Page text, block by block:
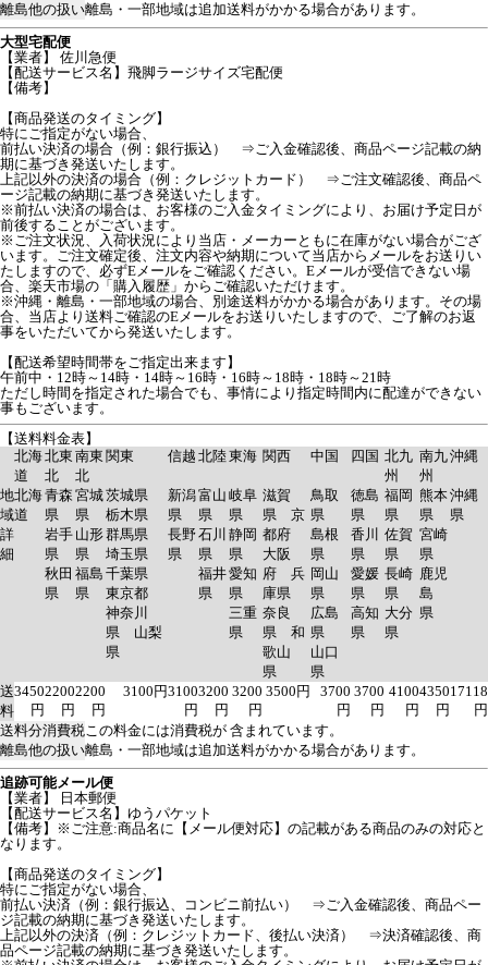
離島他の扱い離島・一部地域は追加送料がかかる場合があります。
大型宅配便
【業者】 佐川急便
【配送サービス名】飛脚ラージサイズ宅配便
【備考】
【商品発送のタイミング】
特にご指定がない場合、
前払い決済の場合（例：銀行振込） ⇒ご入金確認後、商品ページ記載の納
期に基づき発送いたします。
上記以外の決済の場合（例：クレジットカード） ⇒ご注文確認後、商品ペ
ージ記載の納期に基づき発送いたします。
※前払い決済の場合は、お客様のご入金タイミングにより、お届け予定日が
前後することがございます。
※ご注文状況、入荷状況により当店・メーカーともに在庫がない場合がござ
います。ご注文確定後、注文内容や納期について当店からメールをお送りい
たしますので、必ずEメールをご確認ください。Eメールが受信できない場
合、楽天市場の「購入履歴」からご確認いただけます。
※沖縄・離島・一部地域の場合、別途送料がかかる場合があります。その場
合、当店より送料ご確認のEメールをお送りいたしますので、ご了解のお返
事をいただいてから発送いたします。
【配送希望時間帯をご指定出来ます】
午前中・12時～14時・14時～16時・16時～18時・18時～21時
ただし時間を指定された場合でも、事情により指定時間内に配達ができない
事もございます。
【送料料金表】
北海
道
北東
北
南東
北
関東 信越 北陸東海 関西 中国 四国 北九
州
南九
州
沖縄
地
域
詳
細
北海
道
青森
県
岩手
県
秋田
県
宮城
県
山形
県
福島
県
茨城県
栃木県
群馬県
埼玉県
千葉県
東京都
神奈川
県 山梨
県
新潟
県
長野
県
富山
県
石川
県
福井
県
岐阜
県
静岡
県
愛知
県
三重
県
滋賀
県 京
都府
大阪
府 兵
庫県
奈良
県 和
歌山
県
鳥取
県
島根
県
岡山
県
広島
県
山口
県
徳島
県
香川
県
愛媛
県
高知
県
福岡
県
佐賀
県
長崎
県
大分
県
熊本
県
宮崎
県
鹿児
島
県
沖縄
県
送
料
3450
円
2200
円
2200
円
3100円3100
円
3200
円
3200
円
3500円
3700
円
3700
円
4100
円
4350
円
17118
円
送料分消費税この料金には消費税が 含まれています。
離島他の扱い離島・一部地域は追加送料がかかる場合があります。
追跡可能メール便
【業者】 日本郵便
【配送サービス名】ゆうパケット
【備考】※ご注意:商品名に【メール便対応】の記載がある商品のみの対応と
なります。
【商品発送のタイミング】
特にご指定がない場合、
前払い決済（例：銀行振込、コンビニ前払い） ⇒ご入金確認後、商品ペー
ジ記載の納期に基づき発送いたします。
上記以外の決済（例：クレジットカード、後払い決済） ⇒決済確認後、商
品ページ記載の納期に基づき発送いたします。